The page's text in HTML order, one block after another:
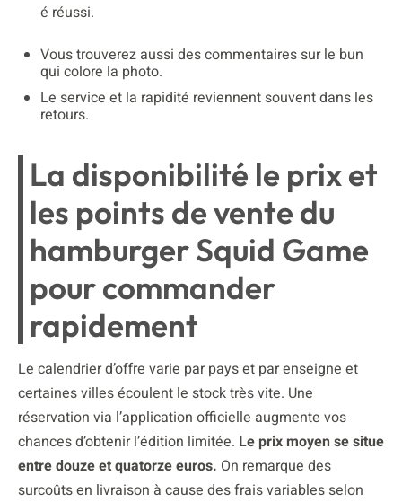
é réussi.
Vous trouverez aussi des commentaires sur le bun
qui colore la photo.
Le service et la rapidité reviennent souvent dans les
retours.
La disponibilité le prix et
les points de vente du
hamburger Squid Game
pour commander
rapidement
Le calendrier d’offre varie par pays et par enseigne et
certaines villes écoulent le stock très vite. Une
réservation via l’application officielle augmente vos
chances d’obtenir l’édition limitée. Le prix moyen se situe
entre douze et quatorze euros. On remarque des
surcoûts en livraison à cause des frais variables selon